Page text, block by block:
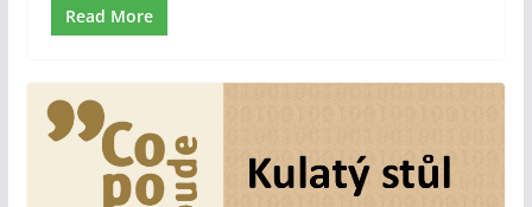
Read More